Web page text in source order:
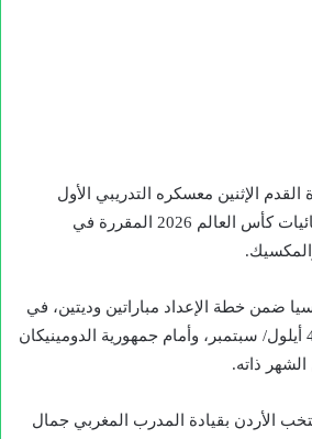
الإثنين معسكره التدريبي الأول
تحضيرا للمشاركة في نهائيات كأس العالم 2026 المقررة في
خطة الإعداد مباراتين وديتين، في
موسكو أمام روسيا يوم 4 أيلول/ سبتمبر، وأمام جمهورية الدومينيكان
ذاته.
الأردن بقيادة المدرب المغربي جمال